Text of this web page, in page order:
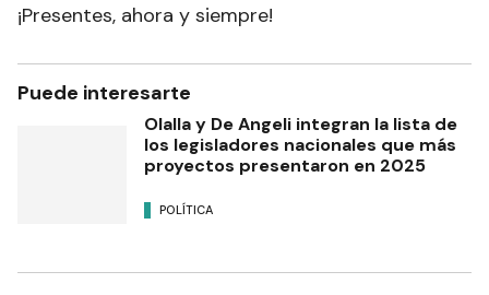
¡Presentes, ahora y siempre!
Puede interesarte
Olalla y De Angeli integran la lista de
los legisladores nacionales que más
proyectos presentaron en 2025
POLÍTICA